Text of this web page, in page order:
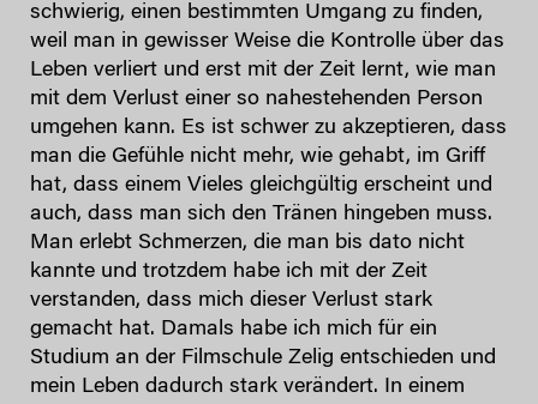
schwierig, einen bestimmten Umgang zu finden,
weil man in gewisser Weise die Kontrolle über das
Leben verliert und erst mit der Zeit lernt, wie man
mit dem Verlust einer so nahestehenden Person
umgehen kann. Es ist schwer zu akzeptieren, dass
man die Gefühle nicht mehr, wie gehabt, im Griff
hat, dass einem Vieles gleichgültig erscheint und
auch, dass man sich den Tränen hingeben muss.
Man erlebt Schmerzen, die man bis dato nicht
kannte und trotzdem habe ich mit der Zeit
verstanden, dass mich dieser Verlust stark
gemacht hat. Damals habe ich mich für ein
Studium an der Filmschule Zelig entschieden und
mein Leben dadurch stark verändert. In einem